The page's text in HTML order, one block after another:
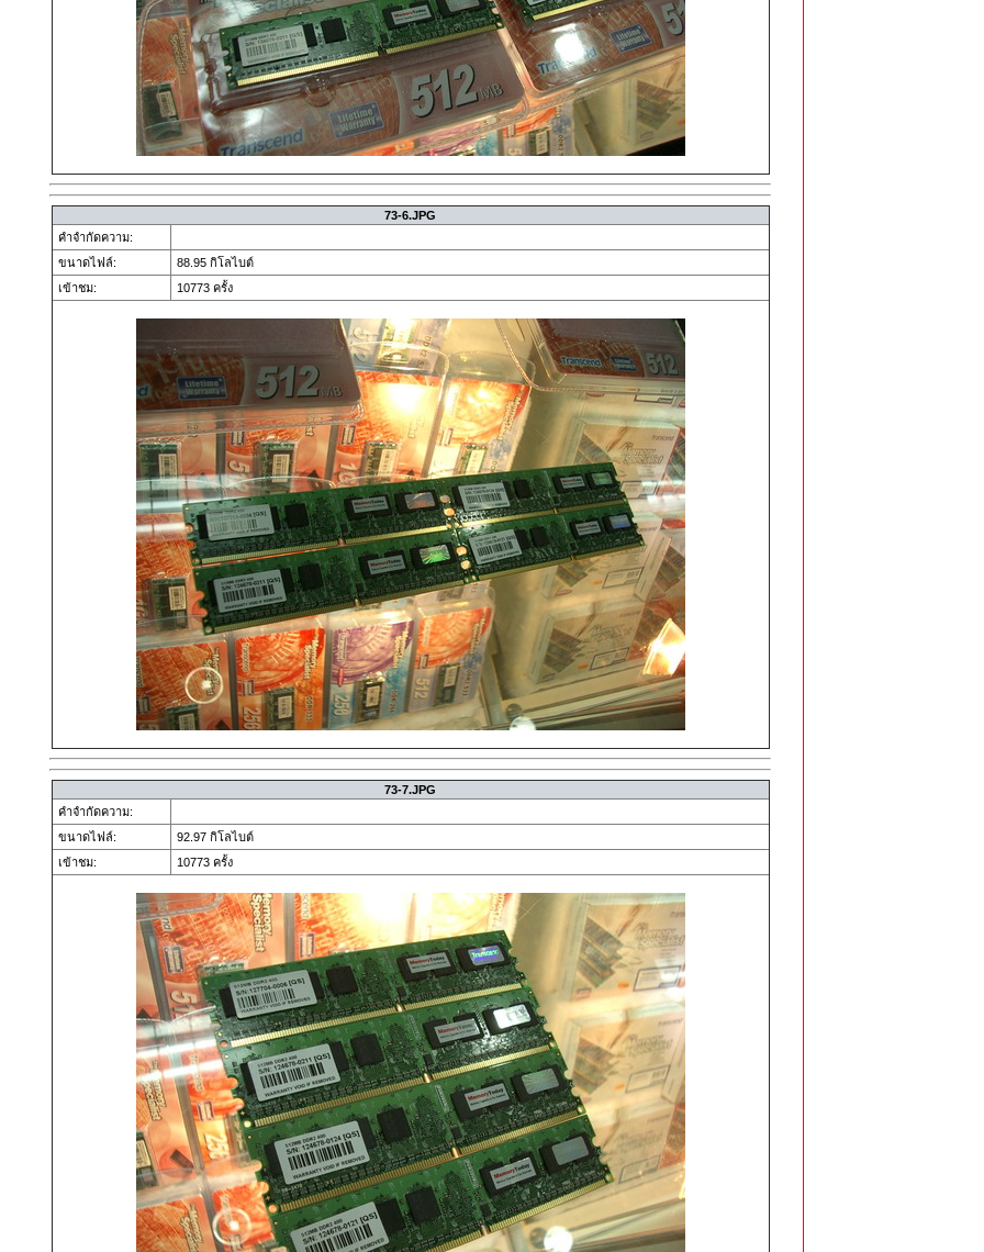
73-6.JPG
คำจำกัดความ:
ขนาดไฟล์:
88.95 กิโลไบต์
เข้าชม:
10773 ครั้ง
73-7.JPG
คำจำกัดความ:
ขนาดไฟล์:
92.97 กิโลไบต์
เข้าชม:
10773 ครั้ง